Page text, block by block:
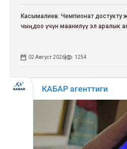
Касымалиев: Чемпионат достукту
чыңдоо үчүн маанилүү эл аралык
02 Август 2026 1254